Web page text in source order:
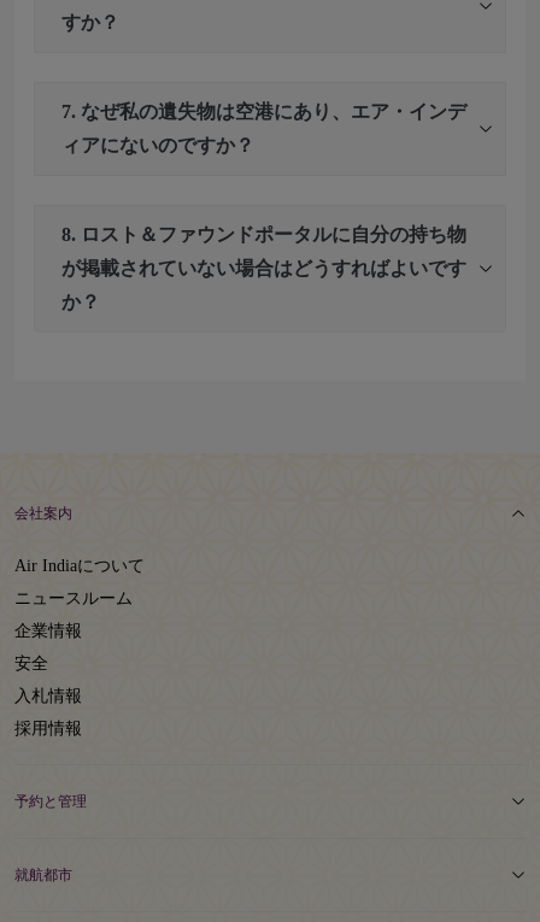
すか？
7. なぜ私の遺失物は空港にあり、エア・インデ
ィアにないのですか？
8. ロスト＆ファウンドポータルに自分の持ち物
が掲載されていない場合はどうすればよいです
か？
会社案内
Air Indiaについて
ニュースルーム
企業情報
安全
入札情報
採用情報
予約と管理
就航都市